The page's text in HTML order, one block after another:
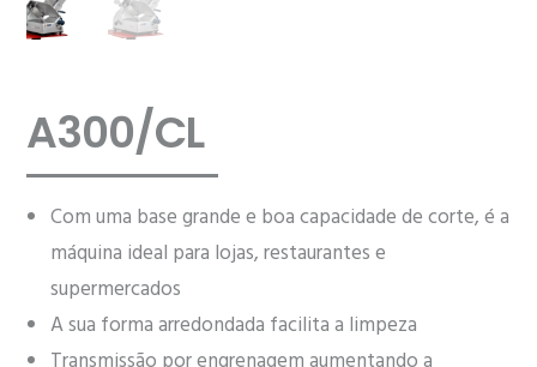
A300/CL
Com uma base grande e boa capacidade de corte, é a
máquina ideal para lojas, restaurantes e
supermercados
A sua forma arredondada facilita a limpeza